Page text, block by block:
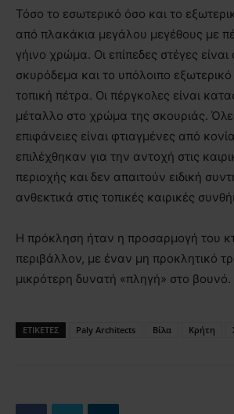
Τόσο το εσωτερικό όσο και το
από πλακάκια μεγάλου μεγέθους με
γήινο χρώμα. Οι επίπεδες στέγες
σκυρόδεμα και το υπόλοιπο
τοπική πέτρα. Οι πέργκολες είναι
μέταλλο στο χρώμα της σκουριάς.
επιφάνειες είναι φτιαγμένες από
επιλέχθηκαν για την αντοχή στις
περιοχής και δεν απαιτούν ειδική
ανθεκτικά στις τοπικές καιρικές
Η πρόκληση ήταν η προσαρμογή του
περιβάλλον, με έναν μη προκλητικό
μικρότερη δυνατή «πληγή» στο βουνό.
ΕΤΙΚΕΤΕΣ Paly Architects Βίλα Κρήτη